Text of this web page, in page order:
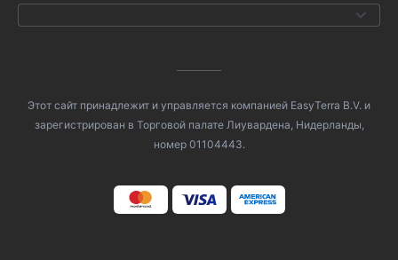
Этот сайт принадлежит и управляется компанией EasyTerra B.V. и
зарегистрирован в Торговой палате Лиувардена, Нидерланды,
номер 01104443.